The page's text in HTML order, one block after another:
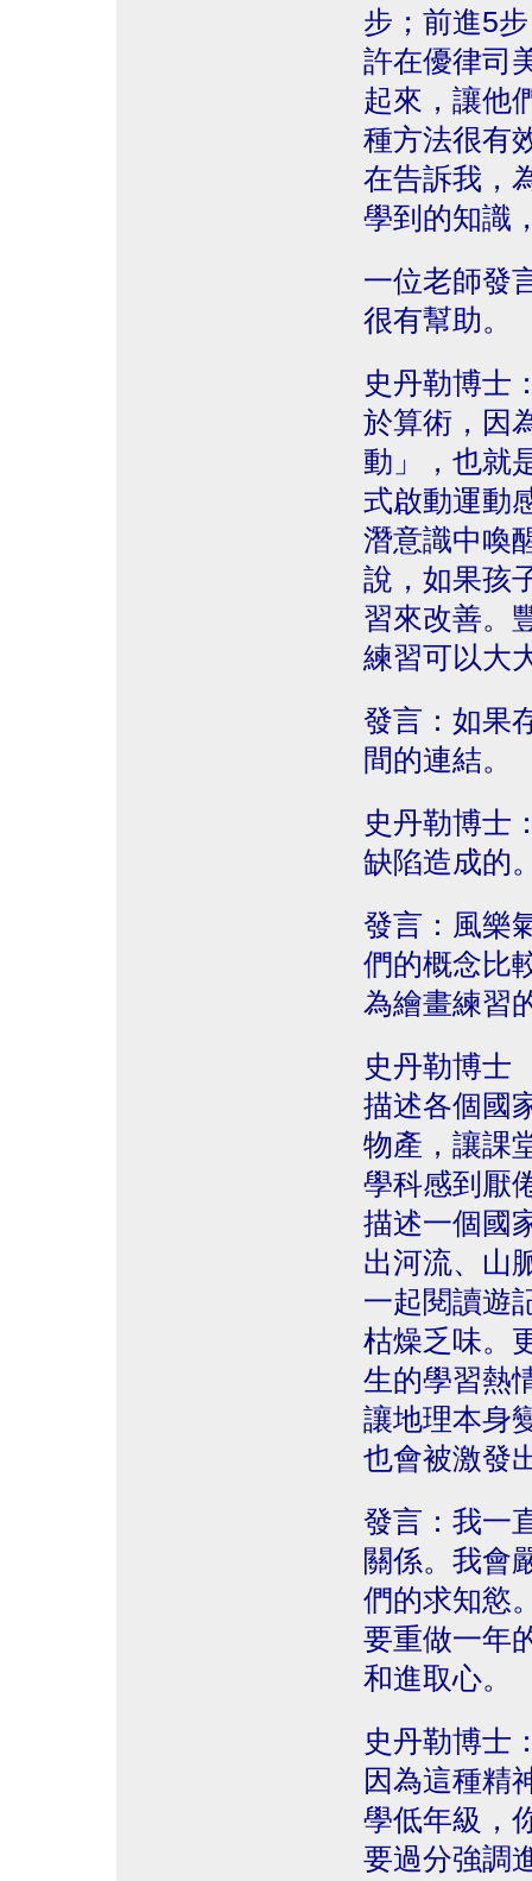
步；前進5
許在優律司
起來，讓他
種方法很有
在告訴我，
學到的知識
一位老師發
很有幫助。
史丹勒博士
於算術，因
動」，也就
式啟動運動
潛意識中喚
說，如果孩
習來改善。
練習可以大
發言：如果
間的連結。
史丹勒博士
缺陷造成的
發言：風樂
們的概念比
為繪畫練習
史丹勒博士
描述各個國
物產，讓課
學科感到厭
描述一個國
出河流、山
一起閱讀遊
枯燥乏味。
生的學習熱
讓地理本身
也會被激發
發言：我一
關係。我會
們的求知慾
要重做一年
和進取心。
史丹勒博士
因為這種精
學低年級，
要過分強調